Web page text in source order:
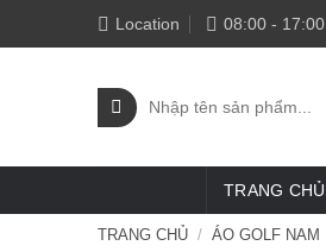
to
Location 08:00 - 17:00
Tìm
kiếm:
TRANG CHỦ
TRANG CHỦ / ÁO GOLF NAM